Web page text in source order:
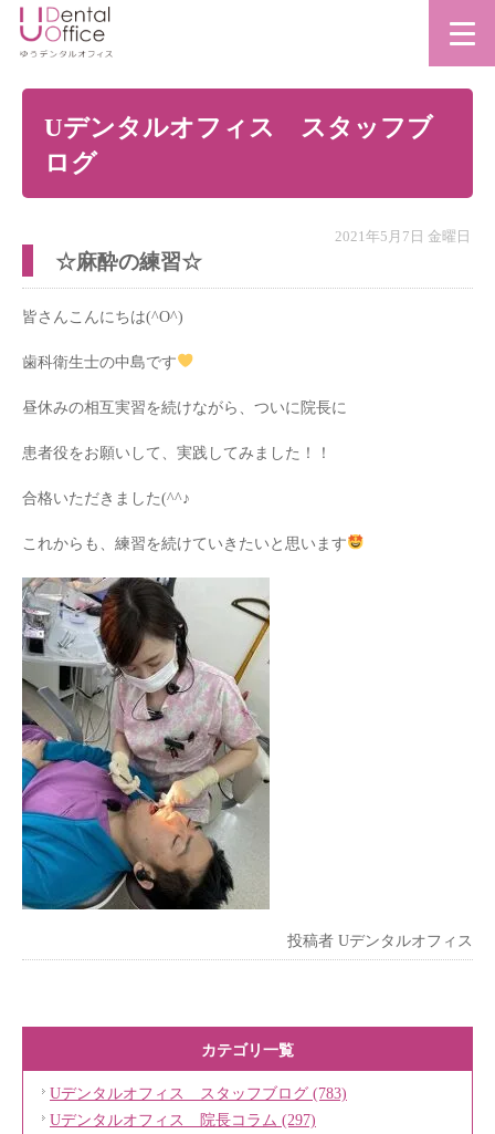
Uデンタルオフィス スタッフブ
ログ
2021年5月7日 金曜日
☆麻酔の練習☆
皆さんこんにちは(^O^)
歯科衛生士の中島です
昼休みの相互実習を続けながら、ついに院長に
患者役をお願いして、実践してみました！！
合格いただきました(^^♪
これからも、練習を続けていきたいと思います
投稿者 Uデンタルオフィス
カテゴリ一覧
Uデンタルオフィス スタッフブログ (783)
Uデンタルオフィス 院長コラム (297)